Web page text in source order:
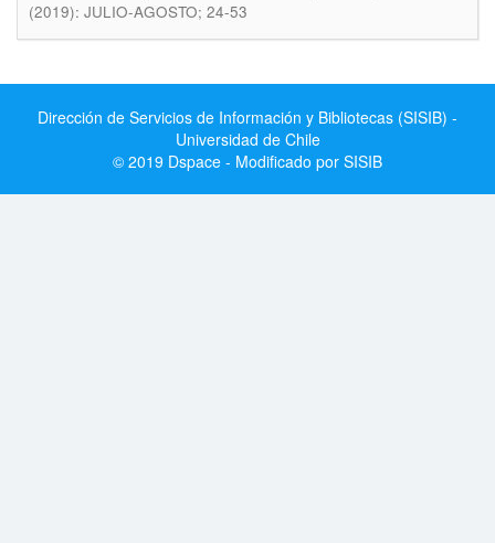
(2019): JULIO-AGOSTO; 24-53
Dirección de Servicios de Información y Bibliotecas (SISIB) -
Universidad de Chile
© 2019 Dspace - Modificado por SISIB